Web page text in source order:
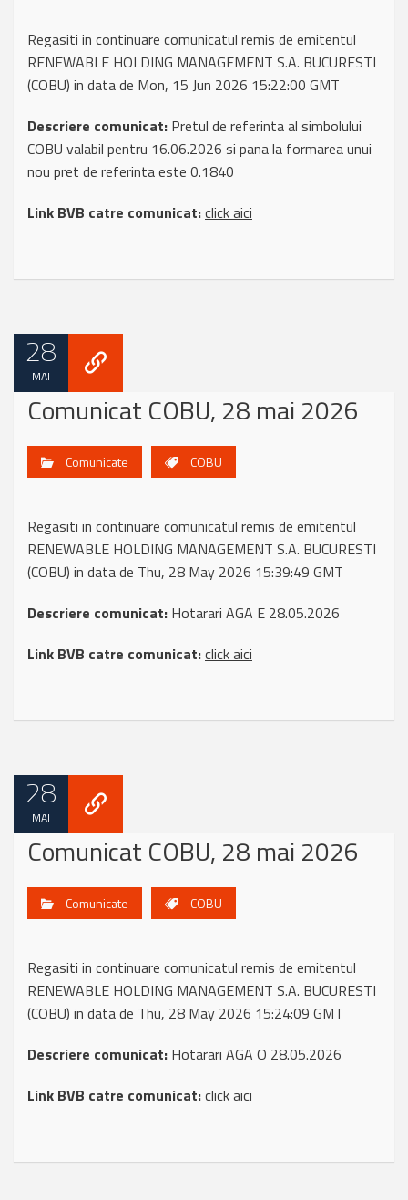
Regasiti in continuare comunicatul remis de emitentul
RENEWABLE HOLDING MANAGEMENT S.A. BUCURESTI
(COBU) in data de Mon, 15 Jun 2026 15:22:00 GMT
Descriere comunicat: Pretul de referinta al simbolului
COBU valabil pentru 16.06.2026 si pana la formarea unui
nou pret de referinta este 0.1840
Link BVB catre comunicat:click aici
28
MAI
Comunicat COBU, 28 mai 2026
Comunicate COBU
Regasiti in continuare comunicatul remis de emitentul
RENEWABLE HOLDING MANAGEMENT S.A. BUCURESTI
(COBU) in data de Thu, 28 May 2026 15:39:49 GMT
Descriere comunicat: Hotarari AGA E 28.05.2026
Link BVB catre comunicat:click aici
28
MAI
Comunicat COBU, 28 mai 2026
Comunicate COBU
Regasiti in continuare comunicatul remis de emitentul
RENEWABLE HOLDING MANAGEMENT S.A. BUCURESTI
(COBU) in data de Thu, 28 May 2026 15:24:09 GMT
Descriere comunicat: Hotarari AGA O 28.05.2026
Link BVB catre comunicat:click aici